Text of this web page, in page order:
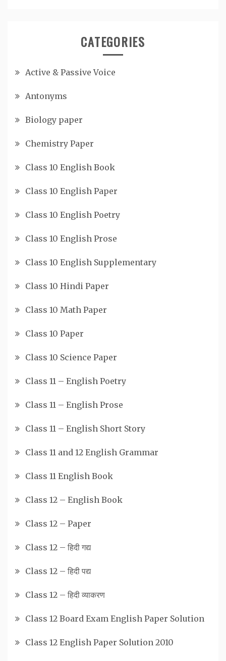
CATEGORIES
Active & Passive Voice
Antonyms
Biology paper
Chemistry Paper
Class 10 English Book
Class 10 English Paper
Class 10 English Poetry
Class 10 English Prose
Class 10 English Supplementary
Class 10 Hindi Paper
Class 10 Math Paper
Class 10 Paper
Class 10 Science Paper
Class 11 – English Poetry
Class 11 – English Prose
Class 11 – English Short Story
Class 11 and 12 English Grammar
Class 11 English Book
Class 12 – English Book
Class 12 – Paper
Class 12 – हिदी गद्य
Class 12 – हिदी पद्य
Class 12 – हिदी व्याकरण
Class 12 Board Exam English Paper Solution
Class 12 English Paper Solution 2010